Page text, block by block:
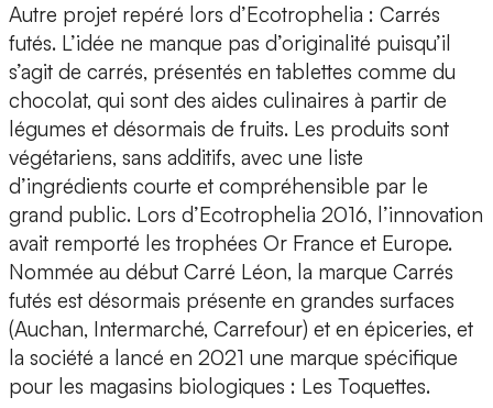
Autre projet repéré lors d’Ecotrophelia : Carrés
futés. L’idée ne manque pas d’originalité puisqu’il
s’agit de carrés, présentés en tablettes comme du
chocolat, qui sont des aides culinaires à partir de
légumes et désormais de fruits. Les produits sont
végétariens, sans additifs, avec une liste
d’ingrédients courte et compréhensible par le
grand public. Lors d’Ecotrophelia 2016, l’innovation
avait remporté les trophées Or France et Europe.
Nommée au début Carré Léon, la marque Carrés
futés est désormais présente en grandes surfaces
(Auchan, Intermarché, Carrefour) et en épiceries, et
la société a lancé en 2021 une marque spécifique
pour les magasins biologiques : Les Toquettes.